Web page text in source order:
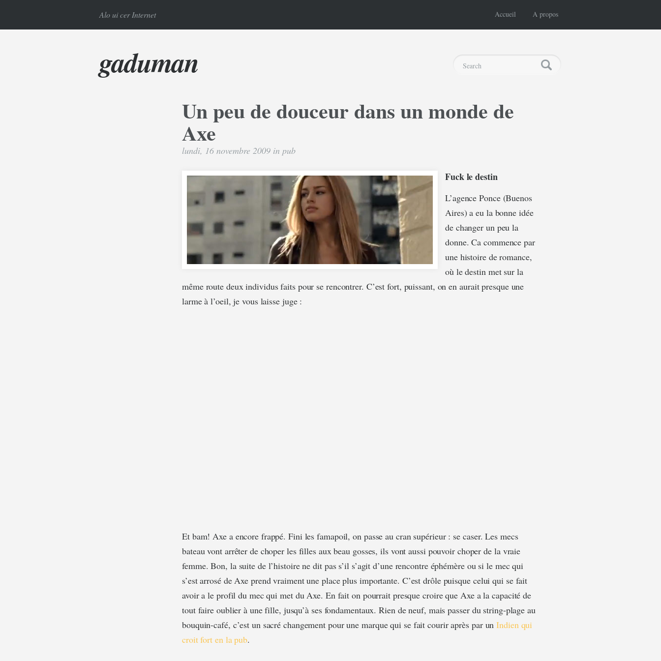
Alo ui cer Internet Accueil A propos
gaduman
Un peu de douceur dans un monde de
Axe
lundi, 16 novembre 2009 in pub
Fuck le destin
L’agence Ponce (Buenos
Aires) a eu la bonne idée
de changer un peu la
donne. Ca commence par
une histoire de romance,
où le destin met sur la
même route deux individus faits pour se rencontrer. C’est fort, puissant, on en aurait presque une
larme à l’oeil, je vous laisse juge :
Et bam! Axe a encore frappé. Fini les famapoil, on passe au cran supérieur : se caser. Les mecs
bateau vont arrêter de choper les filles aux beau gosses, ils vont aussi pouvoir choper de la vraie
femme. Bon, la suite de l’histoire ne dit pas s’il s’agit d’une rencontre éphémère ou si le mec qui
s’est arrosé de Axe prend vraiment une place plus importante. C’est drôle puisque celui qui se fait
avoir a le profil du mec qui met du Axe. En fait on pourrait presque croire que Axe a la capacité de
tout faire oublier à une fille, jusqu’à ses fondamentaux. Rien de neuf, mais passer du string-plage au
bouquin-café, c’est un sacré changement pour une marque qui se fait courir après par unIndien qui
croit fort en la pub.